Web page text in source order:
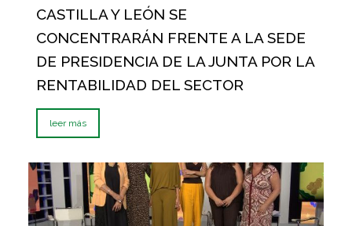
CASTILLA Y LEÓN SE
CONCENTRARÁN FRENTE A LA SEDE
DE PRESIDENCIA DE LA JUNTA POR LA
RENTABILIDAD DEL SECTOR
leer más